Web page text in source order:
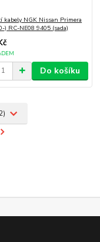
kabely NGK Nissan Primera
) RC-NE08 9405 (sada)
Do košíku